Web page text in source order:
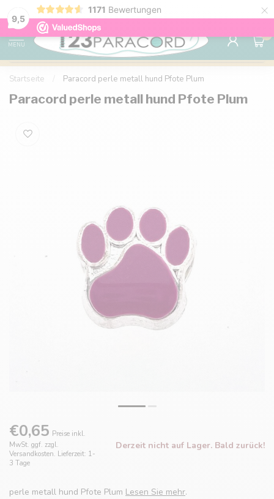
9,5
1171 Bewertungen ×
Kostenlose Lieferung nach Hause ab 150 €
MENU
0
Startseite Paracord perle metall hund Pfote Plum
Paracord perle metall hund Pfote Plum
€0,65 Preise inkl.
MwSt. ggf. zzgl.
Versandkosten. Lieferzeit: 1-
3 Tage
Derzeit nicht auf Lager. Bald zurück!
perle metall hund Pfote Plum Lesen Sie mehr.